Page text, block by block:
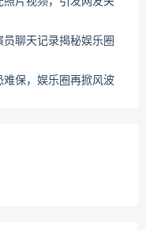
聊天记录揭秘娱乐圈
保，娱乐圈再掀风波